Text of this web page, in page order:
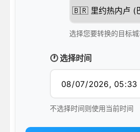
选择您要转换的目标
🕐 选择时间
不选择时间则使用当前时间